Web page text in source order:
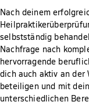
Nach deinem
selbstständig
Nachfrage nach
hervorragende
dich auch aktiv an der
beteiligen und mit
unterschiedlichen